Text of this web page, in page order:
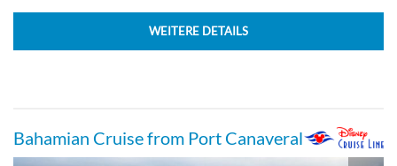
WEITERE DETAILS
Bahamian Cruise from Port Canaveral